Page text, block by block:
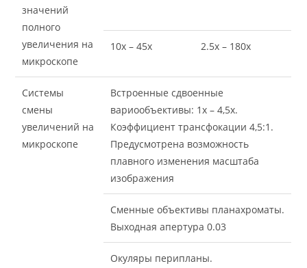
значений
полного
увеличения на
микроскопе
10х – 45х 2.5х – 180х
Системы
смены
увеличений на
микроскопе
Встроенные сдвоенные
вариообъективы: 1x – 4,5x.
Коэффициент трансфокации 4,5:1.
Предусмотрена возможность
плавного изменения масштаба
изображения
Сменные объективы планахроматы.
Выходная апертура 0.03
Окуляры перипланы.